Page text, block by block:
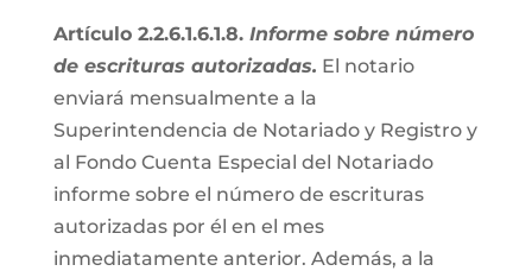
Artículo 2.2.6.1.6.1.8. Informe sobre número
de escrituras autorizadas. El notario
enviará mensualmente a la
Superintendencia de Notariado y Registro y
al Fondo Cuenta Especial del Notariado
informe sobre el número de escrituras
autorizadas por él en el mes
inmediatamente anterior. Además, a la